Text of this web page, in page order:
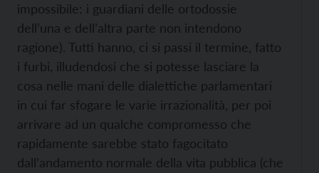
impossibile: i guardiani delle ortodossie
dell’una e dell’altra parte non intendono
ragione). Tutti hanno, ci si passi il termine, fatto
i furbi, illudendosi che si potesse lasciare la
cosa nelle mani delle dialettiche parlamentari
in cui far sfogare le varie irrazionalità, per poi
arrivare ad un qualche compromesso che
rapidamente sarebbe stato fagocitato
dall’andamento normale della vita pubblica (che